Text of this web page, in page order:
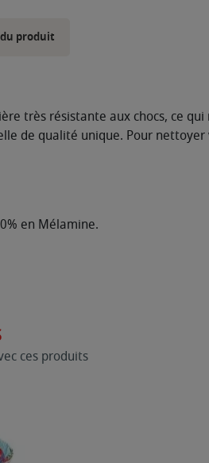
produit
très résistante aux chocs, ce
de qualité unique. Pour
en Mélamine.
ces produits